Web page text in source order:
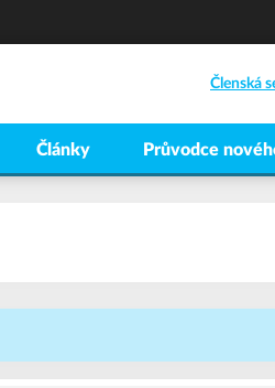
Členská
Články Průvodce